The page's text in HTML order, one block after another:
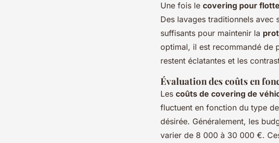
Une fois le covering pour
Des lavages traditionnels avec
suffisants pour maintenir la
optimal, il est recommandé de
restent éclatantes et les
Évaluation des coûts en
Les coûts de covering de
fluctuent en fonction du type
désirée. Généralement, les
varier de 8 000 à 30 000 €.